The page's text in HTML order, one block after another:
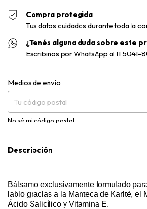
Compra protegida
Tus datos cuidados durante toda la
¿Tenés alguna duda sobre este
Escribinos por WhatsApp al 11 5041-
Entregas para el CP:
Medios de envío
No sé mi código postal
Descripción
Bálsamo exclusivamente formulado
labio gracias a la Manteca de Karité, el
Ácido Salicílico y Vitamina E.